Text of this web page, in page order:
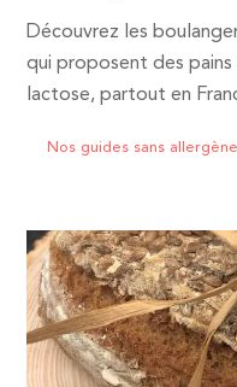
Découvrez les
qui proposent des pains
lactose, partout en
Nos guides sans